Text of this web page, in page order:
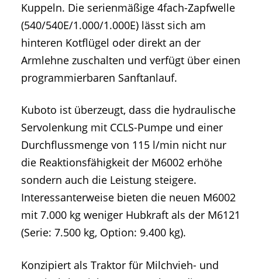
Kuppeln. Die serienmäßige 4fach-Zapfwelle
(540/540E/1.000/1.000E) lässt sich am
hinteren Kotflügel oder direkt an der
Armlehne zuschalten und verfügt über einen
programmierbaren Sanftanlauf.
Kuboto ist überzeugt, dass die hydraulische
Servolenkung mit CCLS-Pumpe und einer
Durchflussmenge von 115 l/min nicht nur
die Reaktionsfähigkeit der M6002 erhöhe
sondern auch die Leistung steigere.
Interessanterweise bieten die neuen M6002
mit 7.000 kg weniger Hubkraft als der M6121
(Serie: 7.500 kg, Option: 9.400 kg).
Konzipiert als Traktor für Milchvieh- und